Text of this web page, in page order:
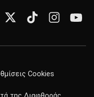
Cookies